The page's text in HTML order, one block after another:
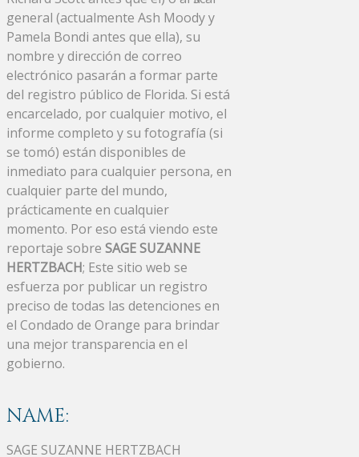
general (actualmente Ash Moody y
Pamela Bondi antes que ella), su
nombre y dirección de correo
electrónico pasarán a formar parte
del registro público de Florida. Si está
encarcelado, por cualquier motivo, el
informe completo y su fotografía (si
se tomó) están disponibles de
inmediato para cualquier persona, en
cualquier parte del mundo,
prácticamente en cualquier
momento. Por eso está viendo este
reportaje sobre SAGE SUZANNE
HERTZBACH; Este sitio web se
esfuerza por publicar un registro
preciso de todas las detenciones en
el Condado de Orange para brindar
una mejor transparencia en el
gobierno.
NAME:
SAGE SUZANNE HERTZBACH